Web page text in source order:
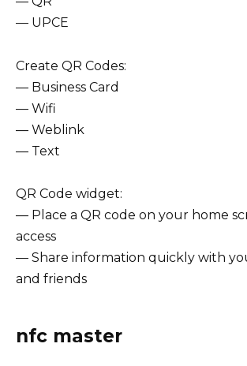
— UPCE
Create QR Codes:
— Business Card
— Wifi
— Weblink
— Text
QR Code widget:
— Place a QR code on your home
access
— Share information quickly with
and friends
‎nfc master